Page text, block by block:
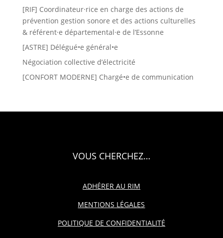
[RIF] Coordinateur·rice en charge des actions de
prévention gestion sonore et des actions culturelles
& référent·e départemental·e de l’Essonne
[ASTRE] Délégué•e général•e
Négociation collective d’électricité
[CONFORT MODERNE] Chargé•e de communication
VOUS CHERCHEZ…
ADHÉRER AU RIM
MENTIONS LÉGALES
POLITIQUE DE CONFIDENTIALITÉ